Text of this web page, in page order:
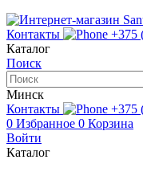
Контакты +375
Каталог
Поиск
Минск
Контакты
+375
0 Избранное 0 Корзина
Войти
Каталог